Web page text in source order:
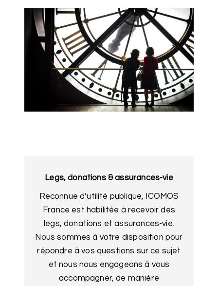
Legs, donations & assurances-vie
Reconnue d’utilité publique, ICOMOS
France est habilitée à recevoir des
legs, donations et assurances-vie.
Nous sommes à votre disposition pour
répondre à vos questions sur ce sujet
et nous nous engageons à vous
accompagner, de manière